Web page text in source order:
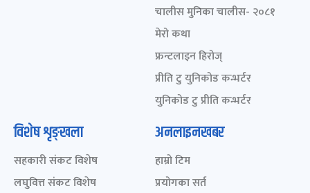
चालीस मुनिका चालीस- २०८१
मेरो कथा
फ्रन्टलाइन हिरोज्
प्रीति टु युनिकोड कन्भर्टर
युनिकोड टु प्रीति कन्भर्टर
विशेष शृङ्खला
सहकारी संकट विशेष
लघुवित्त संकट विशेष
अनलाइनखबर
हाम्रो टिम
प्रयोगका सर्त